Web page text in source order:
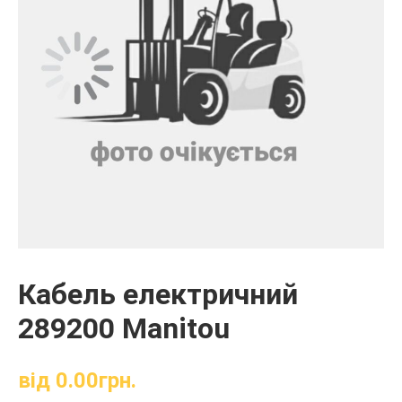
Кабель електричний
289200 Manitou
від 0.00грн.